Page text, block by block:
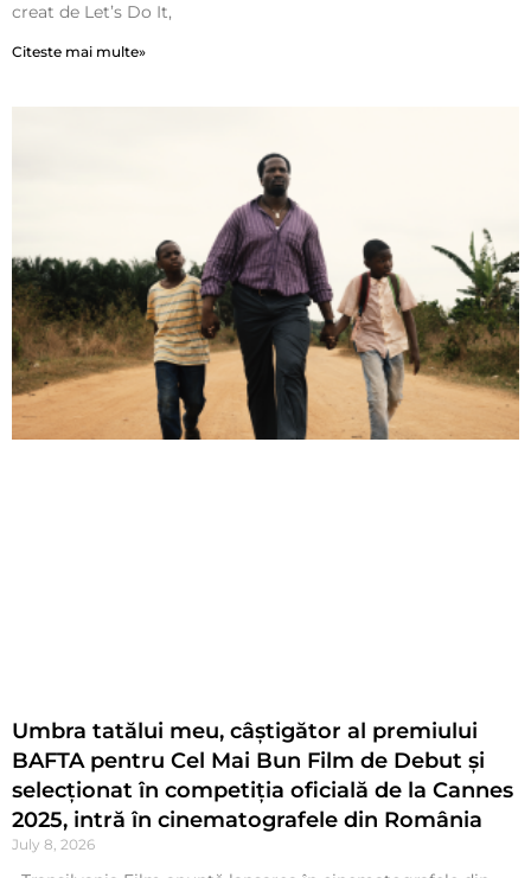
creat de Let’s Do It,
Citeste mai multe»
Umbra tatălui meu, câștigător al premiului
BAFTA pentru Cel Mai Bun Film de Debut și
selecționat în competiția oficială de la Cannes
2025, intră în cinematografele din România
July 8, 2026